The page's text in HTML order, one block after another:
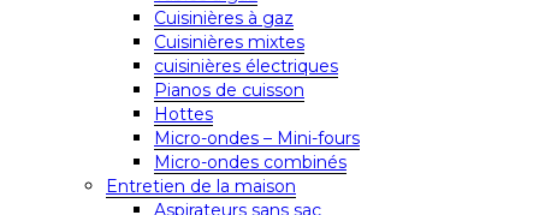
Cuisinières à gaz
Cuisinières mixtes
cuisinières électriques
Pianos de cuisson
Hottes
Micro-ondes – Mini-fours
Micro-ondes combinés
Entretien de la maison
Aspirateurs sans sac